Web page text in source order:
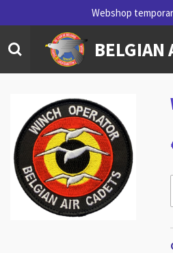
to
main
content
BELGIAN
Webshop